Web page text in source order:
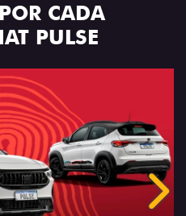
CADA
PULSE